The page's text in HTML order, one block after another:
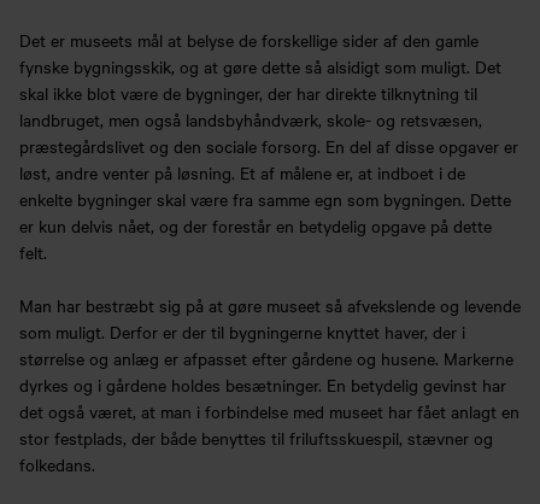
Det er museets mål at belyse de forskellige sider af den gamle
fynske bygningsskik, og at gøre dette så alsidigt som muligt. Det
skal ikke blot være de bygninger, der har direkte tilknytning til
landbruget, men også landsbyhåndværk, skole- og retsvæsen,
præstegårdslivet og den sociale forsorg. En del af disse opgaver er
løst, andre venter på løsning. Et af målene er, at indboet i de
enkelte bygninger skal være fra samme egn som bygningen. Dette
er kun delvis nået, og der forestår en betydelig opgave på dette
felt.
Man har bestræbt sig på at gøre museet så afvekslende og levende
som muligt. Derfor er der til bygningerne knyttet haver, der i
størrelse og anlæg er afpasset efter gårdene og husene. Markerne
dyrkes og i gårdene holdes besætninger. En betydelig gevinst har
det også været, at man i forbindelse med museet har fået anlagt en
stor festplads, der både benyttes til friluftsskuespil, stævner og
folkedans.